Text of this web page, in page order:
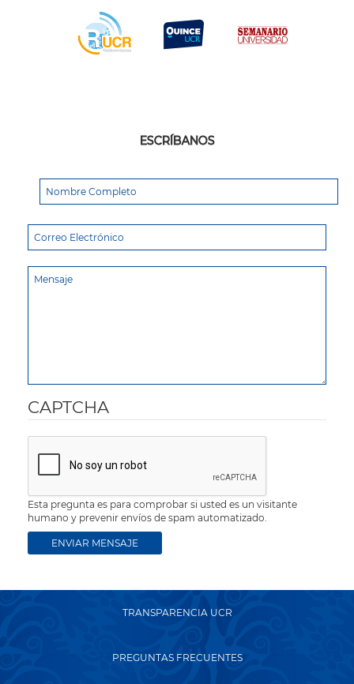
ESCRÍBANOS
CAPTCHA
Esta pregunta es para comprobar si usted es un visitante
humano y prevenir envíos de spam automatizado.
TRANSPARENCIA UCR
PREGUNTAS FRECUENTES